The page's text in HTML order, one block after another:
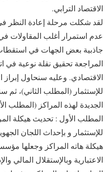
الاقتصاد الترابي.
لقد شكلت مرحلة إعادة النظر في
عدم استمرار أغلب المقاولات
جاذبية بعض الجهات في
المراجعة تحقيق نقلة نوعية في
الاقتصادي. وعليه سنحاول
للإستثمار (المطلب الثاني)، ثم
الجديدة لهذه المراكز (المطلب
المطلب الأول : تحديث هيكلة
للإستثمار و بإحداث اللجان
هيكلة هاته المراكز وجعلها
الاعتبارية وبالإستقلال المالي